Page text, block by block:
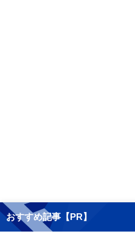
おすすめ記事【PR】